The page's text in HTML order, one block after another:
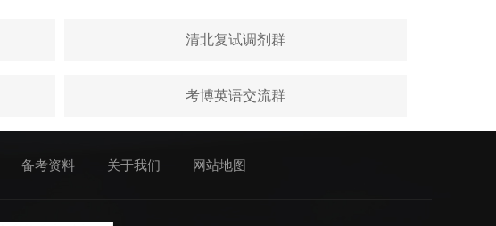
清北复试调剂群
考博英语交流群
备考资料 关于我们 网站地图